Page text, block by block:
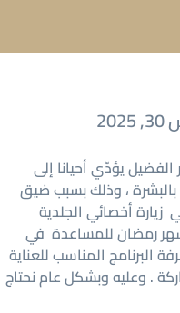
يؤدّي أحيانا إلى
، وذلك بسبب ضيق
زيارة أخصائي الجلدية
رمضان للمساعدة في
البرنامج المناسب للعناية
. وعليه وبشكل عام نحتاج